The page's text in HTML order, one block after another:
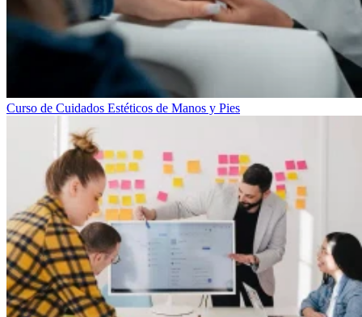
Curso de Cuidados Estéticos de Manos y Pies